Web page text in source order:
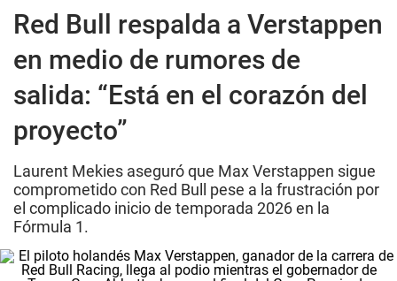
Red Bull respalda a Verstappen
en medio de rumores de
salida: “Está en el corazón del
proyecto”
Laurent Mekies aseguró que Max Verstappen sigue
comprometido con Red Bull pese a la frustración por
el complicado inicio de temporada 2026 en la
Fórmula 1.